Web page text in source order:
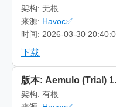
架构: 无根
来源: Havoc✅
时间: 2026-03-30
下载
版本: Aemulo (Trial)
架构: 有根